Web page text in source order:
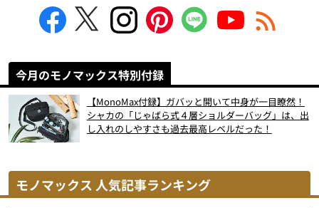
今月のモノマックス特別付録
【MonoMax付録】ガバッと開いて中身が一目瞭然！
シャカの「じゃばら式４層ショルダーバッグ」は、出
し入れのしやすさも過去最高レベルだった！
モノマックス 人気記事ランキング